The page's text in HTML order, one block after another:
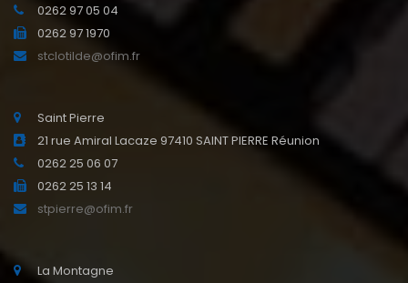
0262 97 05 04
0262 97 1970
stclotilde@ofim.fr
Saint Pierre
21 rue Amiral Lacaze 97410 SAINT PIERRE Réunion
0262 25 06 07
0262 25 13 14
stpierre@ofim.fr
La Montagne